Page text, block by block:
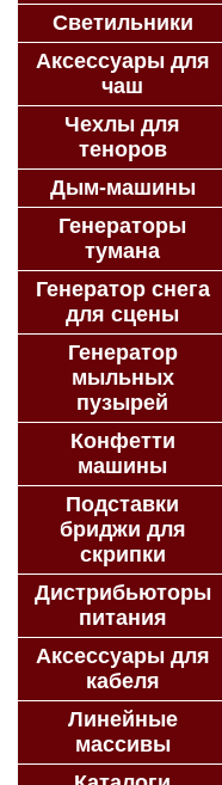
Светильники
Аксессуары для
чаш
Чехлы для
теноров
Дым-машины
Генераторы
тумана
Генератор снега
для сцены
Генератор
мыльных
пузырей
Конфетти
машины
Подставки
бриджи для
скрипки
Дистрибьюторы
питания
Аксессуары для
кабеля
Линейные
массивы